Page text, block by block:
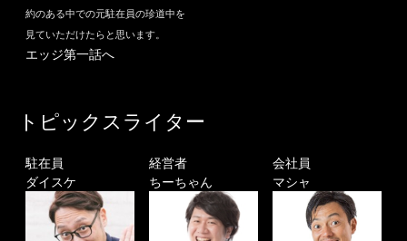
約のある中での元駐在員の珍道中を
見ていただけたらと思います。
エッジ第一話へ
トピックスライター
駐在員
ダイスケ
経営者
ちーちゃん
会社員
マシャ